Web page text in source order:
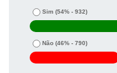
Sim (54% - 932)
Não (46% - 790)